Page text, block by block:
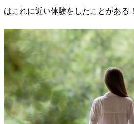
はこれに近い体験をしたことがある！